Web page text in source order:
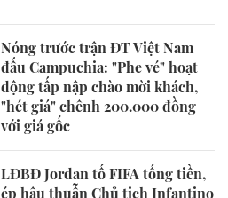
Nóng trước trận ĐT Việt Nam
đấu Campuchia: "Phe vé" hoạt
động tấp nập chào mời khách,
"hét giá" chênh 200.000 đồng
với giá gốc
LĐBĐ Jordan tố FIFA tống tiền,
ép hậu thuẫn Chủ tịch Infantino